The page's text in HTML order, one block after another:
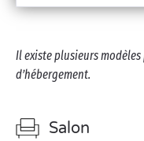
Il existe plusieurs
d’hébergement.
Salon